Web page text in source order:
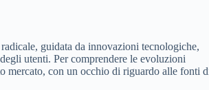
guidata da innovazioni tecnologiche,
utenti. Per comprendere le evoluzioni
mercato, con un occhio di riguardo alle fonti